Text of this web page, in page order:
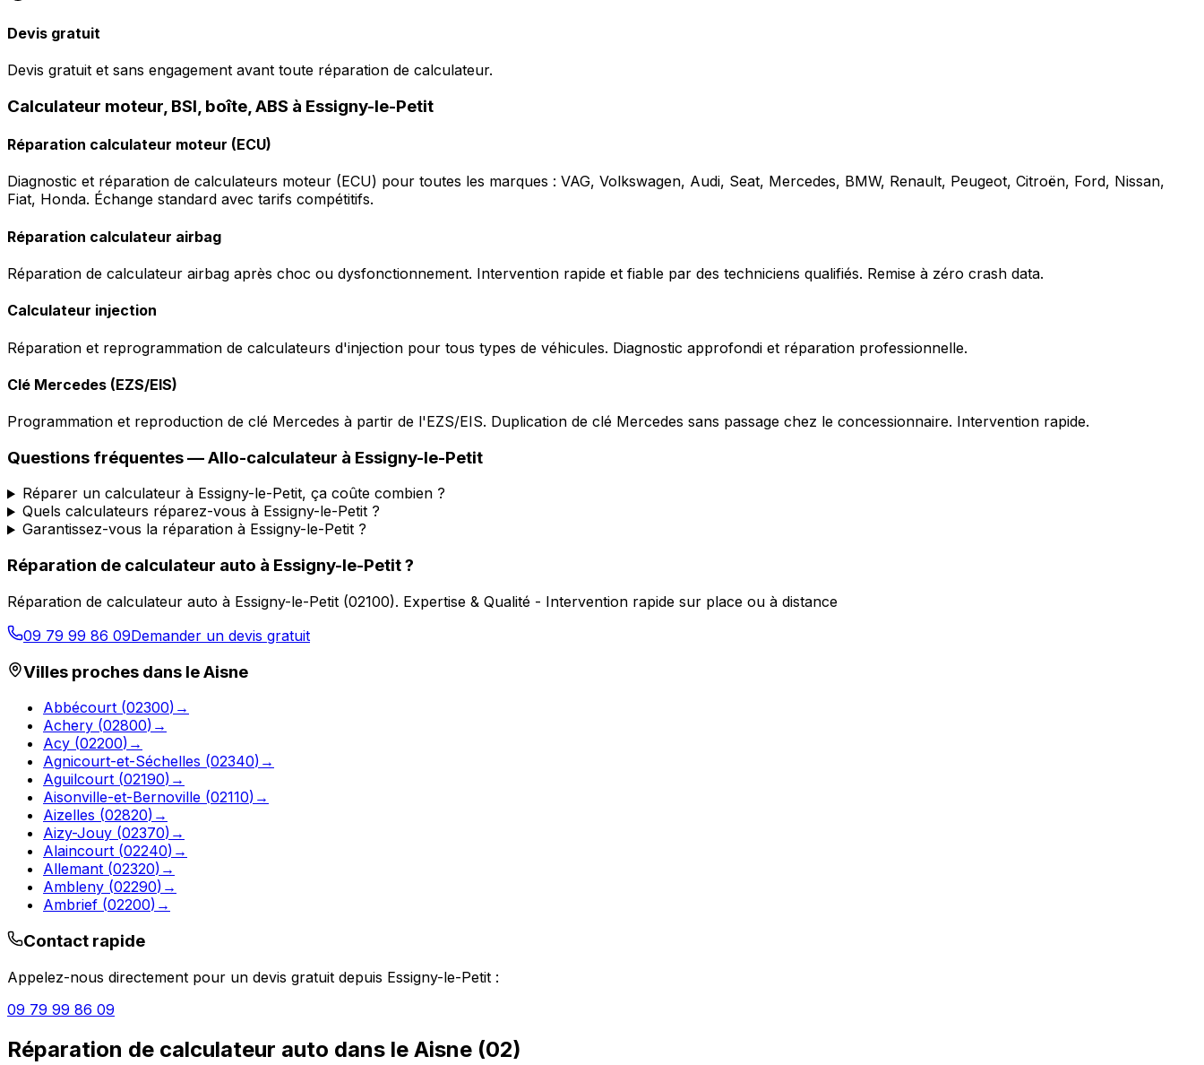
Devis gratuit
Devis gratuit et sans engagement avant toute réparation de calculateur.
Calculateur moteur, BSI, boîte, ABS à Essigny-le-Petit
Réparation calculateur moteur (ECU)
Diagnostic et réparation de calculateurs moteur (ECU) pour toutes les marques : VAG, Volkswagen, Audi, Seat, Mercedes, BMW, Renault, Peugeot, Citroën, Ford, Nissan,
Fiat, Honda. Échange standard avec tarifs compétitifs.
Réparation calculateur airbag
Réparation de calculateur airbag après choc ou dysfonctionnement. Intervention rapide et fiable par des techniciens qualifiés. Remise à zéro crash data.
Calculateur injection
Réparation et reprogrammation de calculateurs d'injection pour tous types de véhicules. Diagnostic approfondi et réparation professionnelle.
Clé Mercedes (EZS/EIS)
Programmation et reproduction de clé Mercedes à partir de l'EZS/EIS. Duplication de clé Mercedes sans passage chez le concessionnaire. Intervention rapide.
Questions fréquentes —Allo-calculateur à Essigny-le-Petit
Réparer un calculateur à Essigny-le-Petit, ça coûte combien ?
Quels calculateurs réparez-vous à Essigny-le-Petit ?
Garantissez-vous la réparation à Essigny-le-Petit ?
Réparation de calculateur auto à Essigny-le-Petit?
Réparation de calculateur auto à Essigny-le-Petit (02100). Expertise & Qualité - Intervention rapide sur place ou à distance
09 79 99 86 09Demander un devis gratuit
Villes proches dans leAisne
Abbécourt (02300) →
Achery (02800) →
Acy (02200) →
Agnicourt-et-Séchelles (02340) →
Aguilcourt (02190) →
Aisonville-et-Bernoville (02110) →
Aizelles (02820) →
Aizy-Jouy (02370) →
Alaincourt (02240) →
Allemant (02320) →
Ambleny (02290) →
Ambrief (02200) →
Contact rapide
Appelez-nous directement pour un devis gratuit depuis Essigny-le-Petit :
09 79 99 86 09
Réparation de calculateur auto dans le Aisne (02)